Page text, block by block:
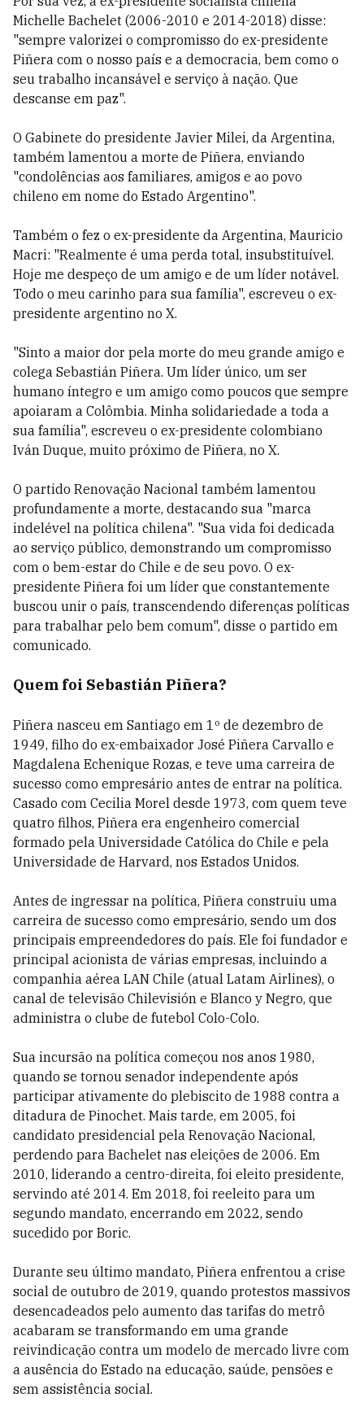
Michelle Bachelet (2006-2010 e 2014-2018) disse:
"sempre valorizei o compromisso do ex-presidente
Piñera com o nosso país e a democracia, bem como o
seu trabalho incansável e serviço à nação. Que
descanse em paz".
O Gabinete do presidente Javier Milei, da Argentina,
também lamentou a morte de Piñera, enviando
"condolências aos familiares, amigos e ao povo
chileno em nome do Estado Argentino".
Também o fez o ex-presidente da Argentina, Mauricio
Macri: "Realmente é uma perda total, insubstituível.
Hoje me despeço de um amigo e de um líder notável.
Todo o meu carinho para sua família", escreveu o ex-
presidente argentino no X.
"Sinto a maior dor pela morte do meu grande amigo e
colega Sebastián Piñera. Um líder único, um ser
humano íntegro e um amigo como poucos que sempre
apoiaram a Colômbia. Minha solidariedade a toda a
sua família", escreveu o ex-presidente colombiano
Iván Duque, muito próximo de Piñera, no X.
O partido Renovação Nacional também lamentou
profundamente a morte, destacando sua "marca
indelével na política chilena". "Sua vida foi dedicada
ao serviço público, demonstrando um compromisso
com o bem-estar do Chile e de seu povo. O ex-
presidente Piñera foi um líder que constantemente
buscou unir o país, transcendendo diferenças políticas
para trabalhar pelo bem comum", disse o partido em
comunicado.
Quem foi Sebastián Piñera?
Piñera nasceu em Santiago em 1º de dezembro de
1949, filho do ex-embaixador José Piñera Carvallo e
Magdalena Echenique Rozas, e teve uma carreira de
sucesso como empresário antes de entrar na política.
Casado com Cecilia Morel desde 1973, com quem teve
quatro filhos, Piñera era engenheiro comercial
formado pela Universidade Católica do Chile e pela
Universidade de Harvard, nos Estados Unidos.
Antes de ingressar na política, Piñera construiu uma
carreira de sucesso como empresário, sendo um dos
principais empreendedores do país. Ele foi fundador e
principal acionista de várias empresas, incluindo a
companhia aérea LAN Chile (atual Latam Airlines), o
canal de televisão Chilevisión e Blanco y Negro, que
administra o clube de futebol Colo-Colo.
Sua incursão na política começou nos anos 1980,
quando se tornou senador independente após
participar ativamente do plebiscito de 1988 contra a
ditadura de Pinochet. Mais tarde, em 2005, foi
candidato presidencial pela Renovação Nacional,
perdendo para Bachelet nas eleições de 2006. Em
2010, liderando a centro-direita, foi eleito presidente,
servindo até 2014. Em 2018, foi reeleito para um
segundo mandato, encerrando em 2022, sendo
sucedido por Boric.
Durante seu último mandato, Piñera enfrentou a crise
social de outubro de 2019, quando protestos massivos
desencadeados pelo aumento das tarifas do metrô
acabaram se transformando em uma grande
reivindicação contra um modelo de mercado livre com
a ausência do Estado na educação, saúde, pensões e
sem assistência social.